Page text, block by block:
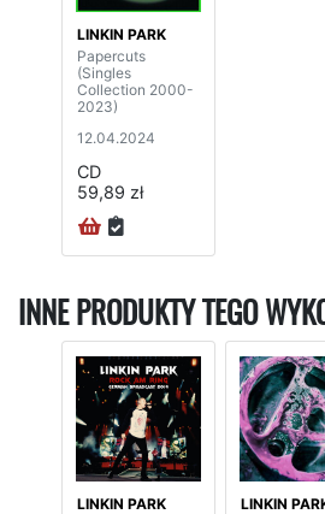
LINKIN PARK
Papercuts
(Singles
Collection 2000-
2023)
12.04.2024
CD
59,89 zł
INNE PRODUKTY TEGO
LINKIN PARK
LINKIN